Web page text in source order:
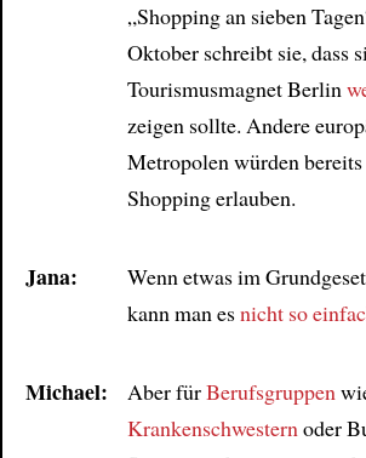
„Shopping an sieben
Oktober schreibt sie, dass
Tourismusmagnet Berlin
zeigen sollte. Andere
Metropolen würden bereits
Shopping erlauben.
Jana:
Wenn etwas im
kann man esnicht so
Michael: Aber fürBerufsgruppen
Krankenschwestern oder